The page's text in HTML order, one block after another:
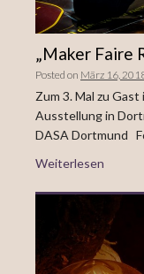
„Maker Faire
Posted on März 16,
Zum 3. Mal zu
Ausstellung in
DASA Dortmund
Weiterlesen